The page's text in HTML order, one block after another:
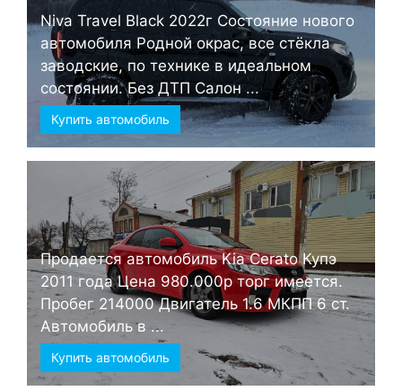
Niva Travel Black 2022г Состояние нового
автомобиля Родной окрас, все стёкла
заводские, по технике в идеальном
состоянии. Без ДТП Салон ...
Купить автомобиль
Продается автомобиль Kia Cerato Купэ
2011 года Цена 980.000р торг имеется.
Пробег 214000 Двигатель 1.6 МКПП 6 ст.
Автомобиль в ...
Купить автомобиль